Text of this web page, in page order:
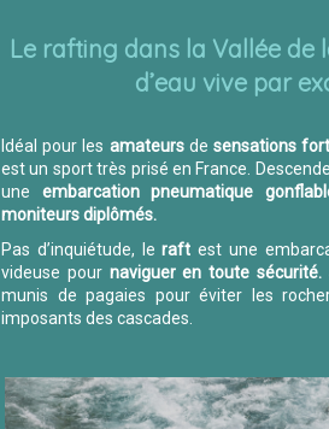
Le rafting dans la Vallée de
d’eau vive par
Idéal pour les amateursdesensations
est un sport très prisé en France.
une embarcation pneumatique
moniteurs diplômés.
Pas d’inquiétude, leraft est une
videuse pour naviguer en toute sécurité.
munis de pagaies pour éviter les
imposants des cascades.